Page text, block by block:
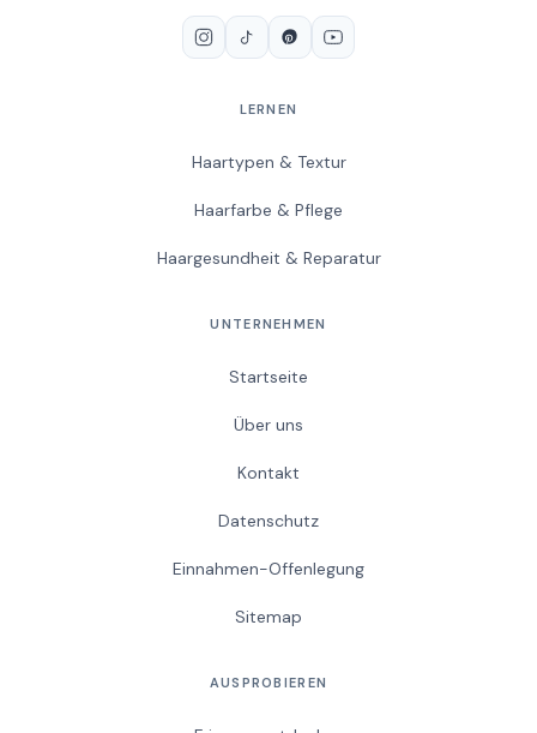
LERNEN
Haartypen & Textur
Haarfarbe & Pflege
Haargesundheit & Reparatur
UNTERNEHMEN
Startseite
Über uns
Kontakt
Datenschutz
Einnahmen-Offenlegung
Sitemap
AUSPROBIEREN